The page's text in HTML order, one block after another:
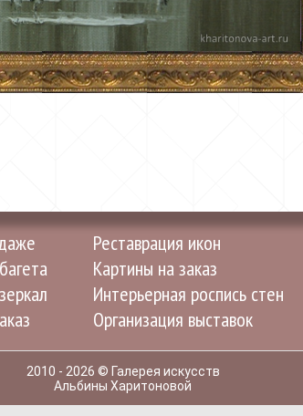
Реставрация икон
Картины на заказ
Интерьерная роспись стен
Организация выставок
2010 - 2026 © Галерея искусств
Альбины Харитоновой